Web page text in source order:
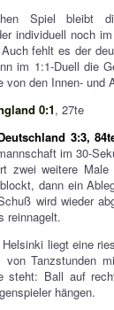
Spiel bleibt
individuell noch
fehlt es der
im 1:1-Duell die
von den Innen- und
0:1, 27te
3:3,
im 30-
zwei weitere
dann ein
wird wieder
reinnagelt.
liegt eine
Tanzstunden
steht: Ball auf
hängen.